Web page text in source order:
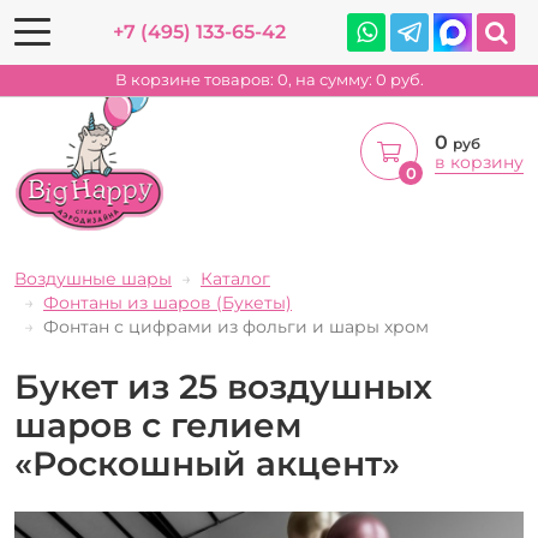
+7 (495) 133-65-42
В корзине товаров: 0, на сумму: 0 руб.
0
0 руб
в корзину
Воздушные шары
Каталог
Фонтаны из шаров (Букеты)
Фонтан с цифрами из фольги и шары хром
Букет из 25 воздушных
шаров с гелием
«Роскошный акцент»